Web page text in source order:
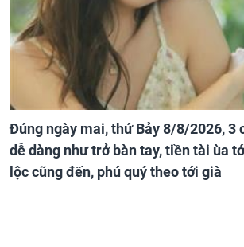
Đúng ngày mai, thứ Bảy 8/8/2026, 3
dễ dàng như trở bàn tay, tiền tài ùa
lộc cũng đến, phú quý theo tới già